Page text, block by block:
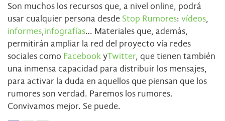
Son muchos los recursos que, a nivel online, podrá
usar cualquier persona desde Stop Rumores: vídeos,
informes,infografías… Materiales que, además,
permitirán ampliar la red del proyecto vía redes
sociales como FacebookyTwitter, que tienen también
una inmensa capacidad para distribuir los mensajes,
para activar la duda en aquellos que piensan que los
rumores son verdad. Paremos los rumores.
Convivamos mejor. Se puede.